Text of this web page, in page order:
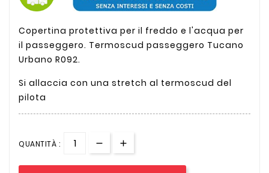
Copertina protettiva per il freddo e l'acqua per
il passeggero. Termoscud passeggero Tucano
Urbano R092.
Si allaccia con una stretch al termoscud del
pilota
QUANTITÀ :